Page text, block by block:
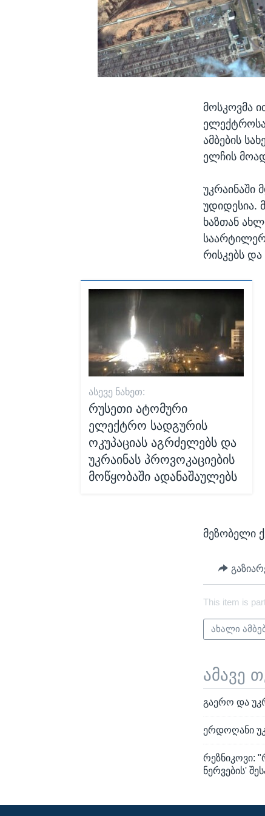
მოსკოვმა
ამბების
ელჩის
უკრაინაში
უდიდესია.
ხაზთან
რისკებს
ᲐᲡᲔᲕᲔ ᲜᲐᲮᲔᲗ:
რუსეთი ატომური
ელექტრო სადგურის
ოკუპაციას აგრძელებს და
უკრაინას პროვოკაციების
მოწყობაში ადანაშაულებს
მეზობელი
This item is
ახალი
ამავე
გაერო და
ერდოღანი
რეზნიკოვი:
ნერვების'